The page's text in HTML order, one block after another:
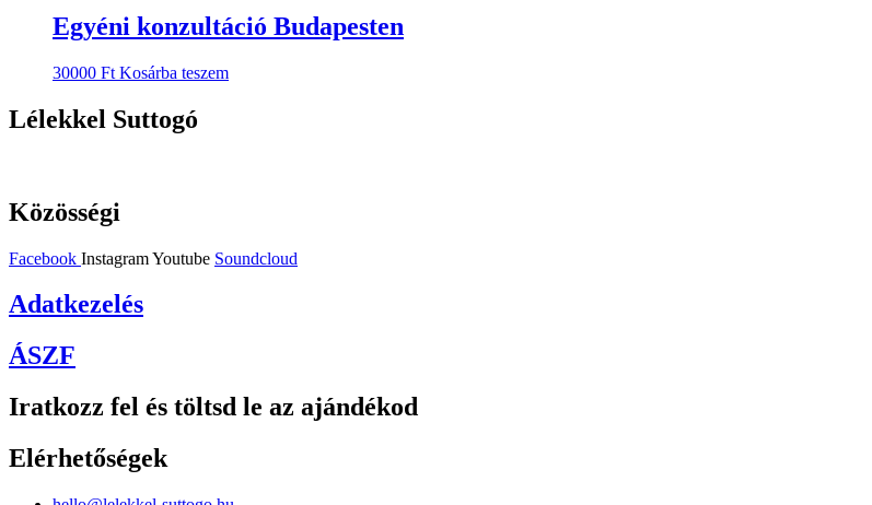
Egyéni konzultáció Budapesten
30000 Ft Kosárba teszem
Lélekkel Suttogó
Közösségi
Facebook InstagramYoutube Soundcloud
Adatkezelés
ÁSZF
Iratkozz fel és töltsd le az ajándékod
Elérhetőségek